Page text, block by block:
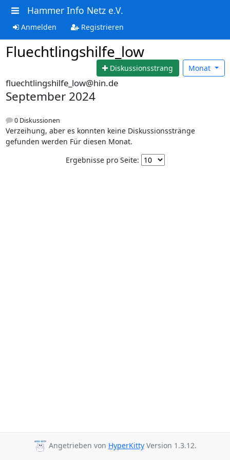
Hammer Info Netz e.V.
Anmelden Registrieren
Fluechtlingshilfe_low
Diskussionsstrang Monat
fluechtlingshilfe_low@hin.de
September 2024
0 Diskussionen
Verzeihung, aber es konnten keine Diskussionsstränge
gefunden werden Für diesen Monat.
Ergebnisse pro Seite:
Angetrieben von HyperKittyVersion 1.3.12.